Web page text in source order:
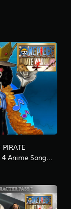
PIRATE
4 Anime Song